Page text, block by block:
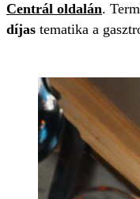
Centrál oldalán.
díjas tematika a